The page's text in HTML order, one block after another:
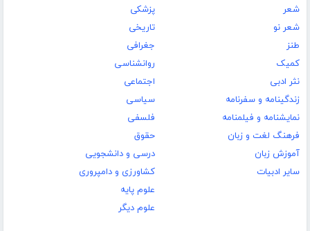
شعر
شعر نو
طنز
کمیک
نثر ادبی
زندگینامه و سفرنامه
نمایشنامه و فیلمنامه
فرهنگ لغت و زبان
آموزش زبان
سایر ادبیات
پزشکی
تاریخی
جغرافی
روانشناسی
اجتماعی
سیاسی
فلسفی
حقوق
درسی و دانشجویی
کشاورزی و دامپروری
علوم پایه
علوم دیگر